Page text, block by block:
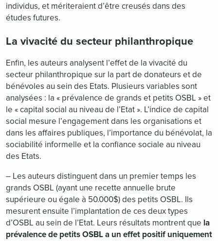
individus, et mériteraient d’être creusés dans des
études futures.
La vivacité du secteur philanthropique
Enfin, les auteurs analysent l’effet de la vivacité du
secteur philanthropique sur la part de donateurs et de
bénévoles au sein des Etats. Plusieurs variables sont
analysées : la « prévalence de grands et petits OSBL » et
le « capital social au niveau de l’Etat ». L’indice de capital
social mesure l’engagement dans les organisations et
dans les affaires publiques, l’importance du bénévolat, la
sociabilité informelle et la confiance sociale au niveau
des Etats.
– Les auteurs distinguent dans un premier temps les
grands OSBL (ayant une recette annuelle brute
supérieure ou égale à 50.000$) des petits OSBL. Ils
mesurent ensuite l’implantation de ces deux types
d’OSBL au sein de l’Etat. Leurs résultats montrent que la
prévalence de petits OSBL a un effet positif uniquement